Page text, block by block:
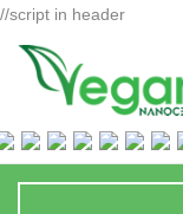
//script in header